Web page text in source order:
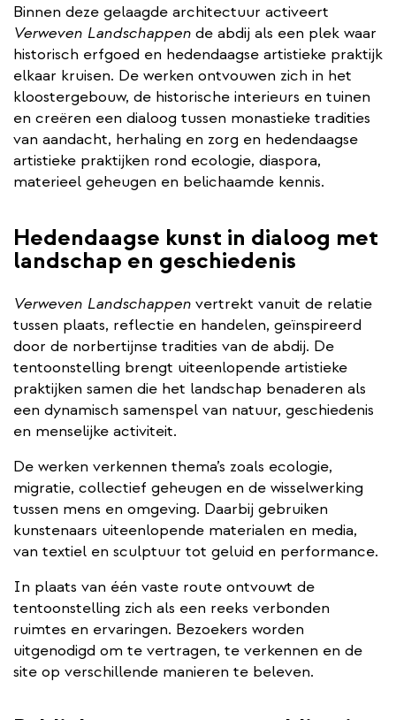
Binnen deze gelaagde architectuur activeert
Verweven Landschappen de abdij als een plek waar
historisch erfgoed en hedendaagse artistieke praktijk
elkaar kruisen. De werken ontvouwen zich in het
kloostergebouw, de historische interieurs en tuinen
en creëren een dialoog tussen monastieke tradities
van aandacht, herhaling en zorg en hedendaagse
artistieke praktijken rond ecologie, diaspora,
materieel geheugen en belichaamde kennis.
Hedendaagse kunst in dialoog met
landschap en geschiedenis
Verweven Landschappen vertrekt vanuit de relatie
tussen plaats, reflectie en handelen, geïnspireerd
door de norbertijnse tradities van de abdij. De
tentoonstelling brengt uiteenlopende artistieke
praktijken samen die het landschap benaderen als
een dynamisch samenspel van natuur, geschiedenis
en menselijke activiteit.
De werken verkennen thema’s zoals ecologie,
migratie, collectief geheugen en de wisselwerking
tussen mens en omgeving. Daarbij gebruiken
kunstenaars uiteenlopende materialen en media,
van textiel en sculptuur tot geluid en performance.
In plaats van één vaste route ontvouwt de
tentoonstelling zich als een reeks verbonden
ruimtes en ervaringen. Bezoekers worden
uitgenodigd om te vertragen, te verkennen en de
site op verschillende manieren te beleven.